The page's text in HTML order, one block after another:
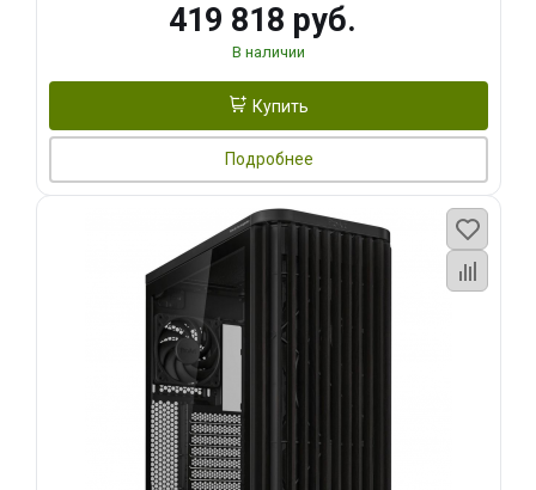
419 818 руб.
В наличии
Купить
Подробнее